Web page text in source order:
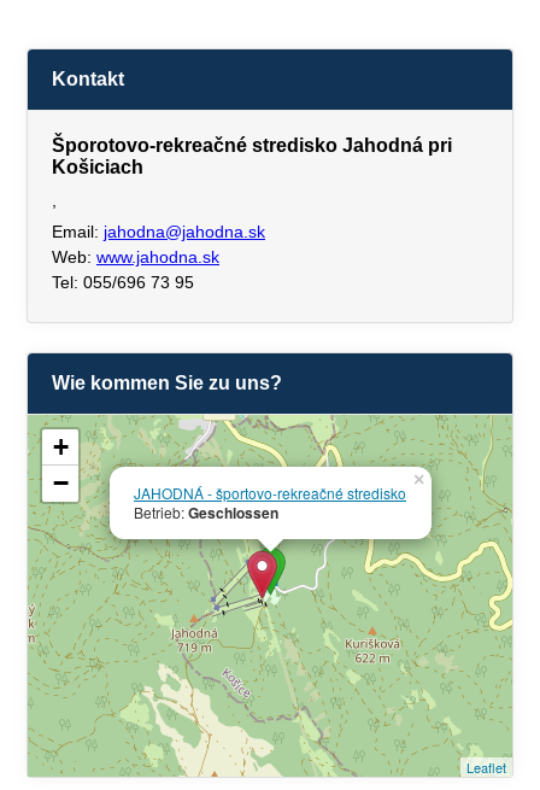
Kontakt
Šporotovo-rekreačné stredisko Jahodná pri
Košiciach
Email: jahodna@jahodna.sk
Web: www.jahodna.sk
Tel: 055/696 73 95
Wie kommen Sie zu uns?
JAHODNÁ - športovo-rekreačné stredisko
Betrieb:Geschlossen
×
+
−
Leaflet